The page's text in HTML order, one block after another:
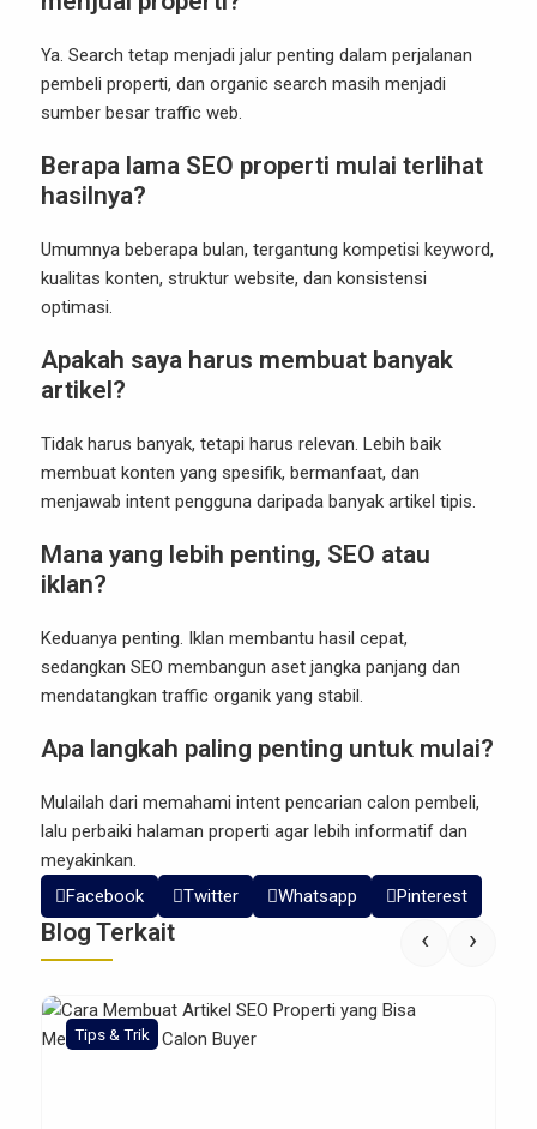
Ya. Search tetap menjadi jalur penting dalam perjalanan
pembeli properti, dan organic search masih menjadi
sumber besar traffic web.
Berapa lama SEO properti mulai terlihat
hasilnya?
Umumnya beberapa bulan, tergantung kompetisi keyword,
kualitas konten, struktur website, dan konsistensi
optimasi.
Apakah saya harus membuat banyak
artikel?
Tidak harus banyak, tetapi harus relevan. Lebih baik
membuat konten yang spesifik, bermanfaat, dan
menjawab intent pengguna daripada banyak artikel tipis.
Mana yang lebih penting, SEO atau
iklan?
Keduanya penting. Iklan membantu hasil cepat,
sedangkan SEO membangun aset jangka panjang dan
mendatangkan traffic organik yang stabil.
Apa langkah paling penting untuk mulai?
Mulailah dari memahami intent pencarian calon pembeli,
lalu perbaiki halaman properti agar lebih informatif dan
meyakinkan.
Facebook
Twitter Whatsapp Pinterest
Blog Terkait
Tips & Trik
‹ ›